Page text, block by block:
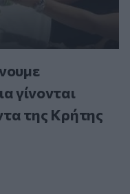
γίνονται
της Κρήτης